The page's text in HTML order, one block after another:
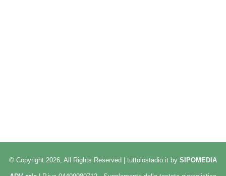
© Copyright 2026, All Rights Reserved | tuttolostadio.it by SIPOMEDIA